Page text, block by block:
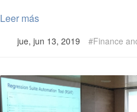
Leer más
jue, jun 13, 2019 Finance